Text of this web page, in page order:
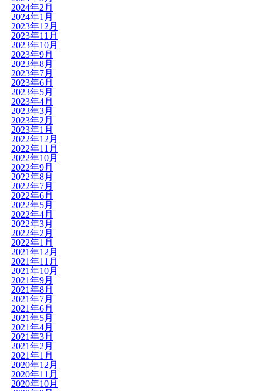
2024年2月
2024年1月
2023年12月
2023年11月
2023年10月
2023年9月
2023年8月
2023年7月
2023年6月
2023年5月
2023年4月
2023年3月
2023年2月
2023年1月
2022年12月
2022年11月
2022年10月
2022年9月
2022年8月
2022年7月
2022年6月
2022年5月
2022年4月
2022年3月
2022年2月
2022年1月
2021年12月
2021年11月
2021年10月
2021年9月
2021年8月
2021年7月
2021年6月
2021年5月
2021年4月
2021年3月
2021年2月
2021年1月
2020年12月
2020年11月
2020年10月